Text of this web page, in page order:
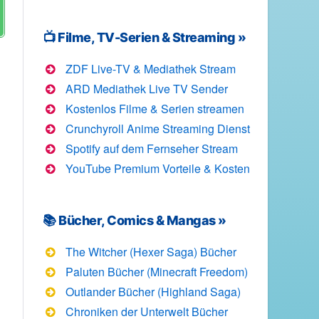
📺 Filme, TV-Serien & Streaming »
ZDF Live-TV & Mediathek Stream
ARD Mediathek Live TV Sender
Kostenlos Filme & Serien streamen
Crunchyroll Anime Streaming Dienst
Spotify auf dem Fernseher Stream
YouTube Premium Vorteile & Kosten
📚 Bücher, Comics & Mangas »
The Witcher (Hexer Saga) Bücher
Paluten Bücher (Minecraft Freedom)
Outlander Bücher (Highland Saga)
Chroniken der Unterwelt Bücher